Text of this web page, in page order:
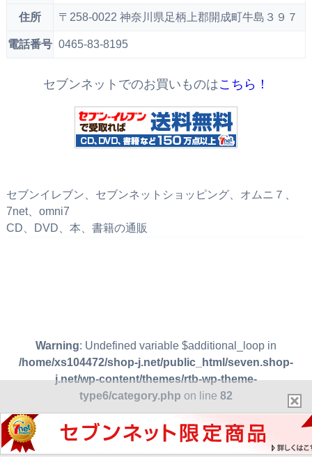
住所 〒258-0022 神奈川県足柄上郡開成町牛島３９７
電話番号 0465-83-8195
セブンネットでのお買いものはこちら！
セブンイレブン、セブンネットショッピング、オムニ７、
7net、omni7
CD、DVD、本、書籍の通販
Warning: Undefined variable $additional_loop in
/home/xs104472/shop-j.net/public_html/seven.shop-
j.net/wp-content/themes/rtb-wp-theme-
type6/category.php on line 82
Warning
: Attempt to read property "max_num_pages" on null
in/home/xs104472/shop-j.net/public_html/seven.shop-